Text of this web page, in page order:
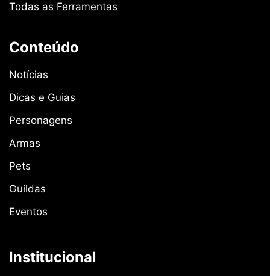
Todas as Ferramentas
Conteúdo
Notícias
Dicas e Guias
Personagens
Armas
Pets
Guildas
Eventos
Institucional